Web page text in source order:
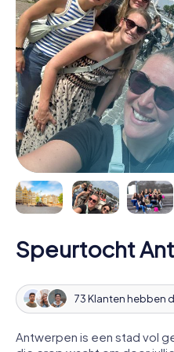
Speurtocht
73 Klanten hebben
Antwerpen is een stad vol